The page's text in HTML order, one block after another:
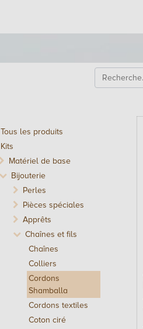
Tous les produits
Kits
Matériel de base
Bijouterie
Perles
Pièces spéciales
Apprêts
Chaînes et fils
Chaînes
Colliers
Cordons
Shamballa
Cordons textiles
Coton ciré